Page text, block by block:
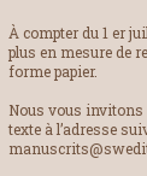
À compter du 1 er
plus en mesure de
forme papier.
Nous vous
texte à l’adresse